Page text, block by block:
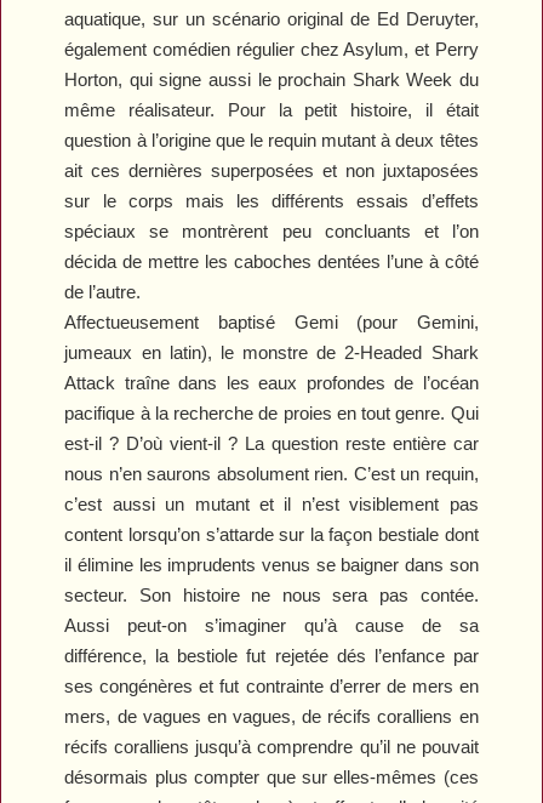
aquatique, sur un scénario original de Ed Deruyter,
également comédien régulier chez Asylum, et Perry
Horton, qui signe aussi le prochain Shark Week du
même réalisateur. Pour la petit histoire, il était
question à l’origine que le requin mutant à deux têtes
ait ces dernières superposées et non juxtaposées
sur le corps mais les différents essais d’effets
spéciaux se montrèrent peu concluants et l’on
décida de mettre les caboches dentées l’une à côté
de l’autre.
Affectueusement baptisé Gemi (pour Gemini,
jumeaux en latin), le monstre de 2-Headed Shark
Attack traîne dans les eaux profondes de l’océan
pacifique à la recherche de proies en tout genre. Qui
est-il ? D’où vient-il ? La question reste entière car
nous n’en saurons absolument rien. C’est un requin,
c’est aussi un mutant et il n’est visiblement pas
content lorsqu’on s’attarde sur la façon bestiale dont
il élimine les imprudents venus se baigner dans son
secteur. Son histoire ne nous sera pas contée.
Aussi peut-on s’imaginer qu’à cause de sa
différence, la bestiole fut rejetée dés l’enfance par
ses congénères et fut contrainte d’errer de mers en
mers, de vagues en vagues, de récifs coralliens en
récifs coralliens jusqu’à comprendre qu’il ne pouvait
désormais plus compter que sur elles-mêmes (ces